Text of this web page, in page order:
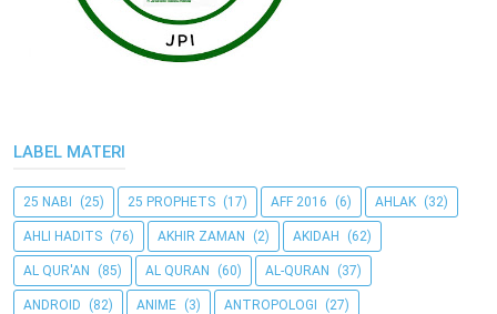
LABEL MATERI
25 NABI (25) 25 PROPHETS (17) AFF 2016 (6) AHLAK (32)
AHLI HADITS (76) AKHIR ZAMAN (2) AKIDAH (62)
AL QUR'AN (85) AL QURAN (60) AL-QURAN (37)
ANDROID (82) ANIME (3) ANTROPOLOGI (27)